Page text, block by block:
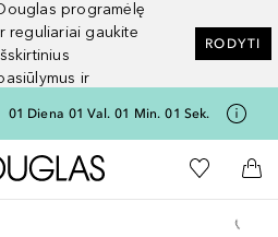
programėlę
reguliariai gaukite
ir
RODYTI
01 Diena 01 Val. 01 Min. 01 Sek.
Į Douglas pagrindinį
Į mano
Į